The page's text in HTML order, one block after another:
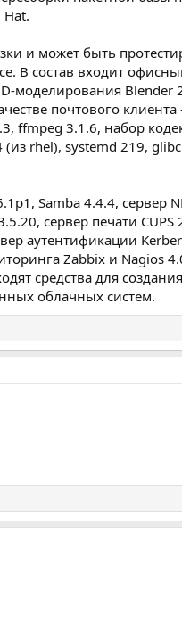
Hat.
и может быть
В состав входит
моделирования
почтового
ffmpeg 3.1.6, набор
rhel), systemd 219,
Samba 4.4.4, сервер
сервер печати
аутентификации
Zabbix и Nagios
средства для
облачных систем.